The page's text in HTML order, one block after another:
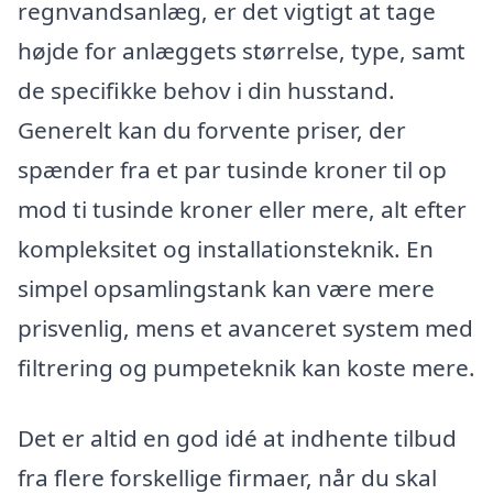
regnvandsanlæg, er det vigtigt at tage
højde for anlæggets størrelse, type, samt
de specifikke behov i din husstand.
Generelt kan du forvente priser, der
spænder fra et par tusinde kroner til op
mod ti tusinde kroner eller mere, alt efter
kompleksitet og installationsteknik. En
simpel opsamlingstank kan være mere
prisvenlig, mens et avanceret system med
filtrering og pumpeteknik kan koste mere.
Det er altid en god idé at indhente tilbud
fra flere forskellige firmaer, når du skal